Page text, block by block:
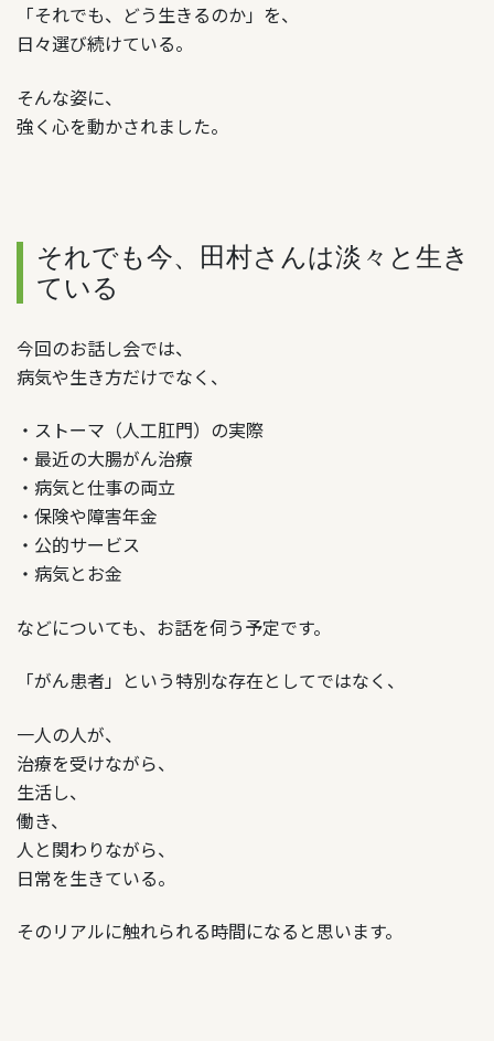
「それでも、どう生きるのか」 を、
日々選び続けている。
そんな姿に、
強く心を動かされました。
それでも今、田村さんは淡々と生き
ている
今回のお話し会では、
病気や生き方だけでなく、
・ストーマ（人工肛門）の実際
・最近の大腸がん治療
・病気と仕事の両立
・保険や障害年金
・公的サービス
・病気とお金
などについても、お話を伺う予定です。
「がん患者」という特別な存在としてではなく、
一人の人が、
治療を受けながら、
生活し、
働き、
人と関わりながら、
日常を生きている。
そのリアルに触れられる時間になると思います。